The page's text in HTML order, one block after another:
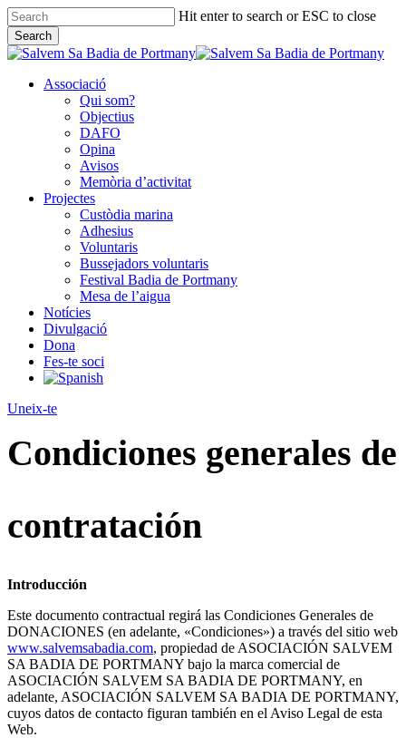
Skip
to
main
content
Hit enter to search or ESC to close
Search
Close
Associació
Qui som?
Objectius
DAFO
Opina
Avisos
Memòria d’activitat
Projectes
Custòdia marina
Adhesius
Voluntaris
Bussejadors voluntaris
Festival Badia de Portmany
Mesa de l’aigua
Notícies
Divulgació
Dona
Fes-te soci
Uneix-te
Condiciones generales de
contratación
Introducción
Este documento contractual regirá las Condiciones Generales de
DONACIONES (en adelante, «Condiciones») a través del sitio web
www.salvemsabadia.com, propiedad de ASOCIACIÓN SALVEM
SA BADIA DE PORTMANY bajo la marca comercial de
ASOCIACIÓN SALVEM SA BADIA DE PORTMANY, en
adelante, ASOCIACIÓN SALVEM SA BADIA DE PORTMANY,
cuyos datos de contacto figuran también en el Aviso Legal de esta
Web.